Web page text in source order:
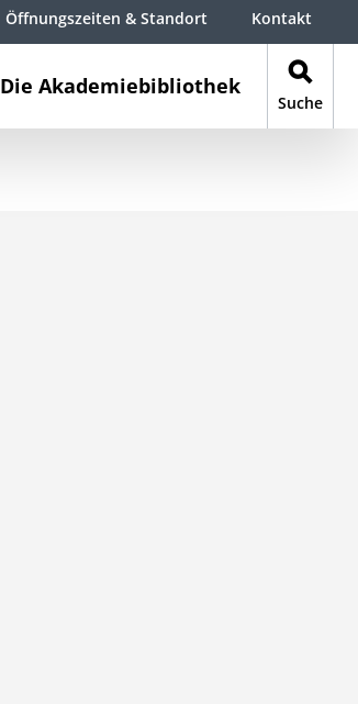
Die Akademiebibliothek
Suche
Öffnungszeiten & Standort Kontakt